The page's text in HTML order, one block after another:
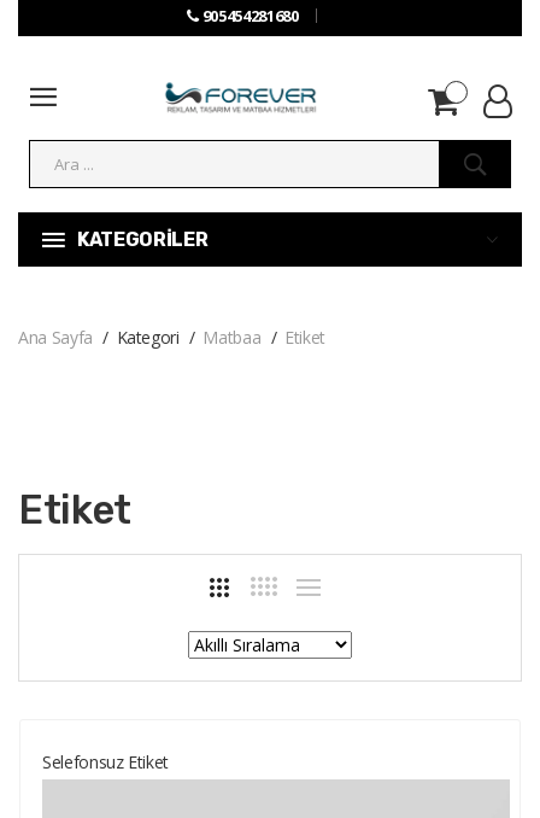
905454281680
KATEGORİLER
Ana Sayfa Kategori Matbaa Etiket
Etiket
Selefonsuz Etiket